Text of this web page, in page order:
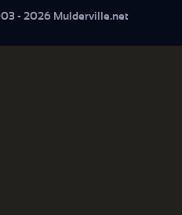
- 2026 Mulderville.net